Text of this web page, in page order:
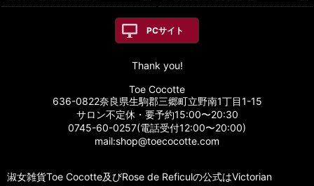
PCサイト
Thank you!
Toe Cocotte
636-0822奈良県生駒郡三郷町立野南1丁目1-15
サロン不定休・要予約15:00〜20:30
0745-60-0257(電話受付12:00〜20:00)
mail:shop@toecocotte.com
淑女雑貨Toe Cocotte及びRose de Reficulの公式はVictorian